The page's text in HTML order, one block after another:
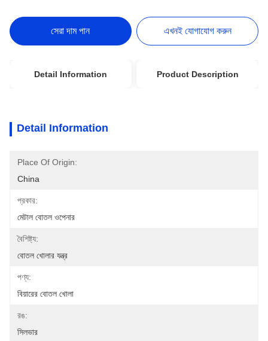
সেরা দাম পান এখনই যোগাযোগ করুন
Detail Information Product Description
Detail Information
Place Of Origin:
China
প্রকার:
মেটাল বোতল ওপেনার
বৈশিষ্ট্য:
বোতল খোলার যন্ত্র
পণ্য:
বিয়ারের বোতল খোলা
রঙ:
সিলভার